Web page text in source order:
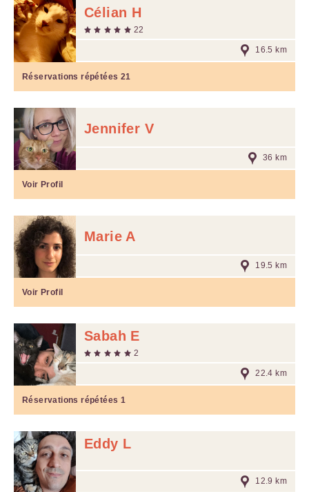
Célian H
22
16.5 km
Réservations répétées 21
Jennifer V
36 km
Voir Profil
Marie A
19.5 km
Voir Profil
Sabah E
2
22.4 km
Réservations répétées 1
Eddy L
12.9 km